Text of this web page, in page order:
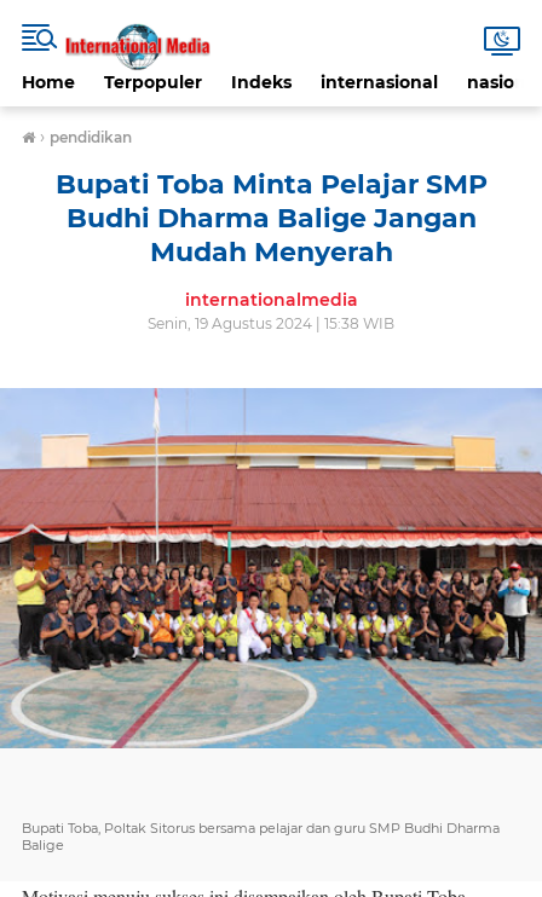
Home Terpopuler Indeks internasional nasional
› pendidikan
Bupati Toba Minta Pelajar SMP
Budhi Dharma Balige Jangan
Mudah Menyerah
internationalmedia
Senin, 19 Agustus 2024 | 15:38 WIB
Bupati Toba, Poltak Sitorus bersama pelajar dan guru SMP Budhi Dharma
Balige